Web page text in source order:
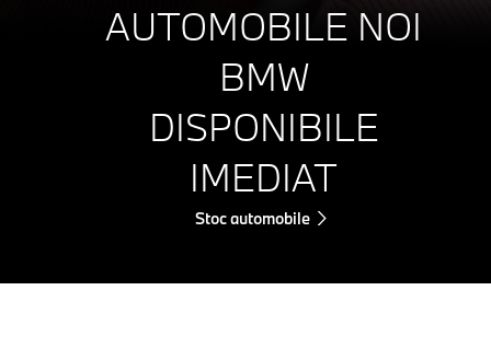
AUTOMOBILE NOI
BMW
DISPONIBILE
IMEDIAT
Stoc automobile